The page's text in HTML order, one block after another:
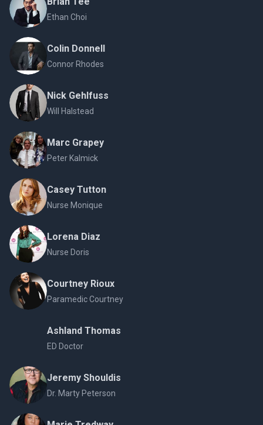
Ethan Choi
Colin Donnell
Connor Rhodes
Nick Gehlfuss
Will Halstead
Marc Grapey
Peter Kalmick
Casey Tutton
Nurse Monique
Lorena Diaz
Nurse Doris
Courtney Rioux
Paramedic Courtney
Ashland Thomas
ED Doctor
Jeremy Shouldis
Dr. Marty Peterson